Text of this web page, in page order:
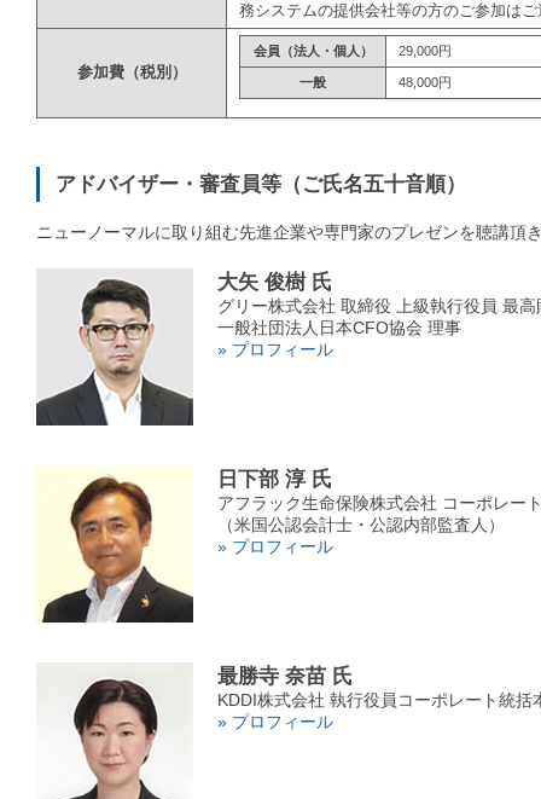
務システムの提供会社等の方のご参加は
参加費（税別）
会員（法人・個人） 29,000円
一般 48,000円
アドバイザー・審査員等（ご氏名五十音順）
ニューノーマルに取り組む先進企業や専門家のプレゼンを聴講頂
大矢 俊樹 氏
グリー株式会社 取締役 上級執行役員 最
一般社団法人日本CFO協会 理事
» プロフィール
日下部 淳 氏
アフラック生命保険株式会社 コーポレー
（米国公認会計士・公認内部監査人）
» プロフィール
最勝寺 奈苗 氏
KDDI株式会社 執行役員コーポレート統括
» プロフィール